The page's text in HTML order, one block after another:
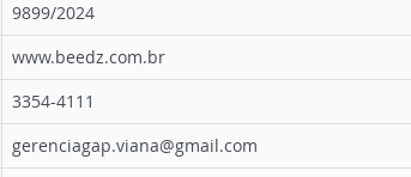
9899/2024
www.beedz.com.br
3354-4111
gerenciagap.viana@gmail.com